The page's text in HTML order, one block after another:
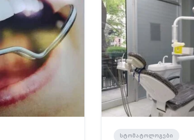
ᲡᲢᲝᲛᲐᲢᲝᲚᲝᲒᲔᲑᲘ